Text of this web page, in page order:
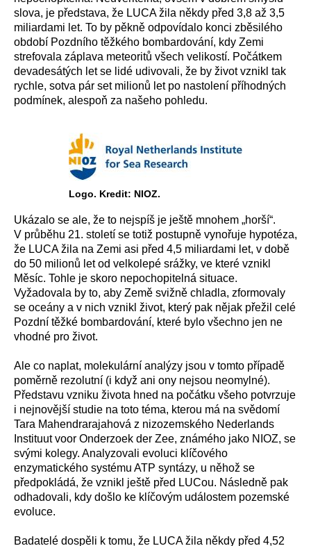
slova, je představa, že LUCA žila někdy před 3,8 až 3,5
miliardami let. To by pěkně odpovídalo konci zběsilého
období Pozdního těžkého bombardování, kdy Zemi
strefovala záplava meteoritů všech velikostí. Počátkem
devadesátých let se lidé udivovali, že by život vznikl tak
rychle, sotva pár set milionů let po nastolení příhodných
podmínek, alespoň za našeho pohledu.
Logo. Kredit: NIOZ.
Ukázalo se ale, že to nejspíš je ještě mnohem „horší“.
V průběhu 21. století se totiž postupně vynořuje hypotéza,
že LUCA žila na Zemi asi před 4,5 miliardami let, v době
do 50 milionů let od velkolepé srážky, ve které vznikl
Měsíc. Tohle je skoro nepochopitelná situace.
Vyžadovala by to, aby Země svižně chladla, zformovaly
se oceány a v nich vznikl život, který pak nějak přežil celé
Pozdní těžké bombardování, které bylo všechno jen ne
vhodné pro život.
Ale co naplat, molekulární analýzy jsou v tomto případě
poměrně rezolutní (i když ani ony nejsou neomylné).
Představu vzniku života hned na počátku všeho potvrzuje
i nejnovější studie na toto téma, kterou má na svědomí
Tara Mahendrarajahová z nizozemského Nederlands
Instituut voor Onderzoek der Zee, známého jako NIOZ, se
svými kolegy. Analyzovali evoluci klíčového
enzymatického systému ATP syntázy, u něhož se
předpokládá, že vznikl ještě před LUCou. Následně pak
odhadovali, kdy došlo ke klíčovým událostem pozemské
evoluce.
Badatelé dospěli k tomu, že LUCA žila někdy před 4,52